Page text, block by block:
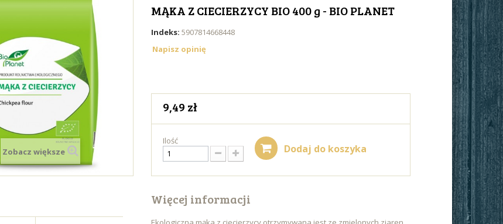
Zobacz większe
MĄKA Z CIECIERZYCY BIO 400 g - BIO PLANET
Indeks: 5907814668448
Napisz opinię
9,49 zł
Ilość
Dodaj do koszyka
Więcej informacji